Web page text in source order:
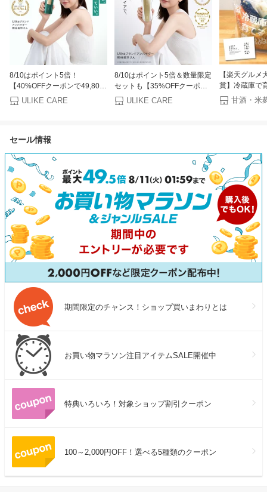
8/10はポイント5倍！
【40%OFFクーポンで49,800
円 → 29,880円+条件達成で合
計3,000P！8/4〜8/11】＜新色
デル 家庭用 VIOまで全身ムダ
ズ 冷却機能 顔 ワキ ヒゲ 痛み
レス
ULIKE CARE
8/10はポイント5倍＆数量限定
セットも【35%OFFクーポン
で69,800円 → 45,370円+条件
達成で合計3,000P！～8/11】
USHRモード 顔 ワキ ヒゲ 自
ULIKE CARE
【楽天グルメ
賞】冷蔵庫で
床 スタートセ
ガイドブック
セール情報
期間限定のチャンス！ショップ買いまわりとは
お買い物マラソン注目アイテムSALE開催中
特典いろいろ！対象ショップ割引クーポン
100～2,000円OFF！選べる5種類のクーポン